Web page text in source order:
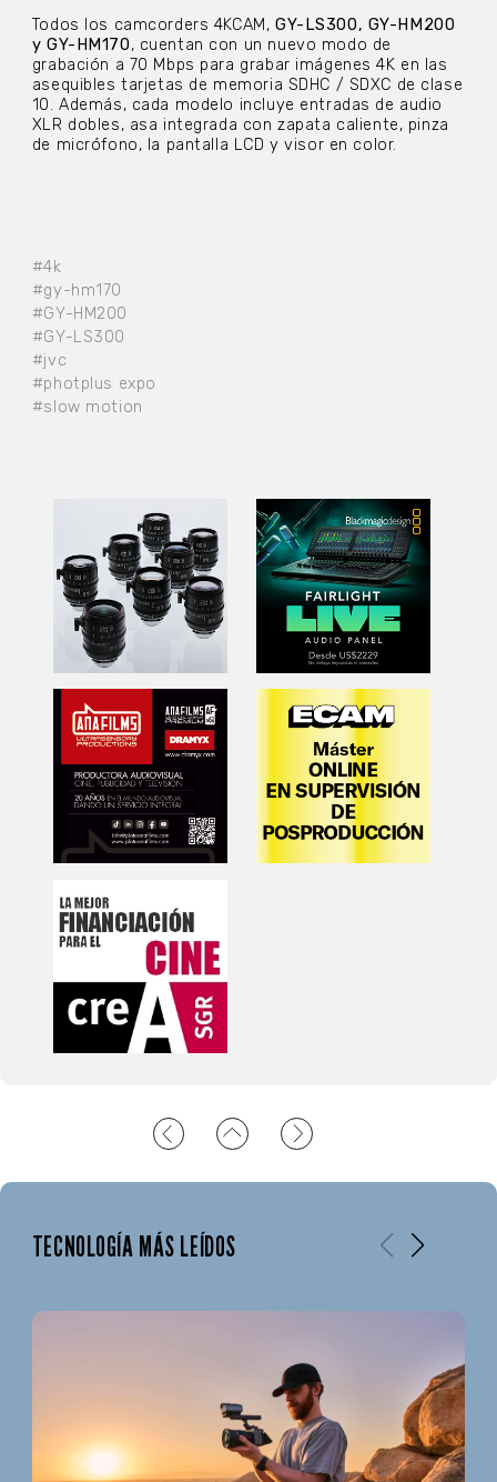
#4k
#gy-hm170
#GY-HM200
#GY-LS300
#jvc
#photplus expo
#slow motion
Todos los camcorders 4KCAM, GY-LS300, GY-HM200
y GY-HM170, cuentan con un nuevo modo de
grabación a 70 Mbps para grabar imágenes 4K en las
asequibles tarjetas de memoria SDHC / SDXC de clase
10. Además, cada modelo incluye entradas de audio
XLR dobles, asa integrada con zapata caliente, pinza
de micrófono, la pantalla LCD y visor en color.
TECNOLOGÍA MÁS LEÍDOS